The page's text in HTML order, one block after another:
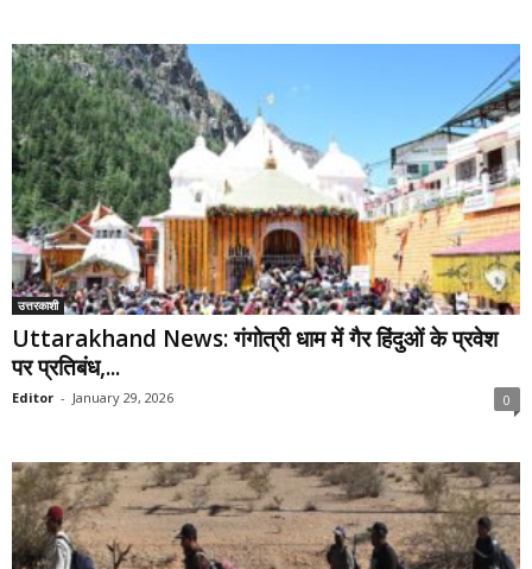
उत्तरकाशी
Uttarakhand News: गंगोत्री धाम में गैर हिंदुओं के प्रवेश
पर प्रतिबंध,...
Editor - January 29, 2026 0